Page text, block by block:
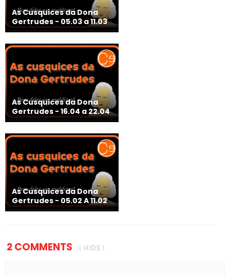
As Cusquices da Dona
Gertrudes - 05.03 a 11.03
As Cusquices da Dona
Gertrudes - 16.04 a 22.04
As Cusquices da Dona
Gertrudes - 05.02 A 11.02
2 COMMENTS ( HIDE )